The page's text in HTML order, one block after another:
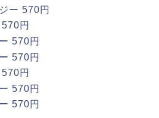
ー 570円
円
570円
570円
円
570円
570円